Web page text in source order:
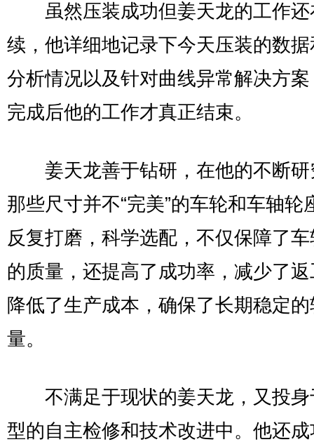
虽然压装成功但姜天龙的工作还
续，他详细地记录下今天压装的数
分析情况以及针对曲线异常解决方
完成后他的工作才真正结束。
姜天龙善于钻研，在他的不断研
那些尺寸并不“完美”的车轮和车轴轮
反复打磨，科学选配，不仅保障了
的质量，还提高了成功率，减少了
降低了生产成本，确保了长期稳定
量。
不满足于现状的姜天龙，又投身
型的自主检修和技术改进中。他还